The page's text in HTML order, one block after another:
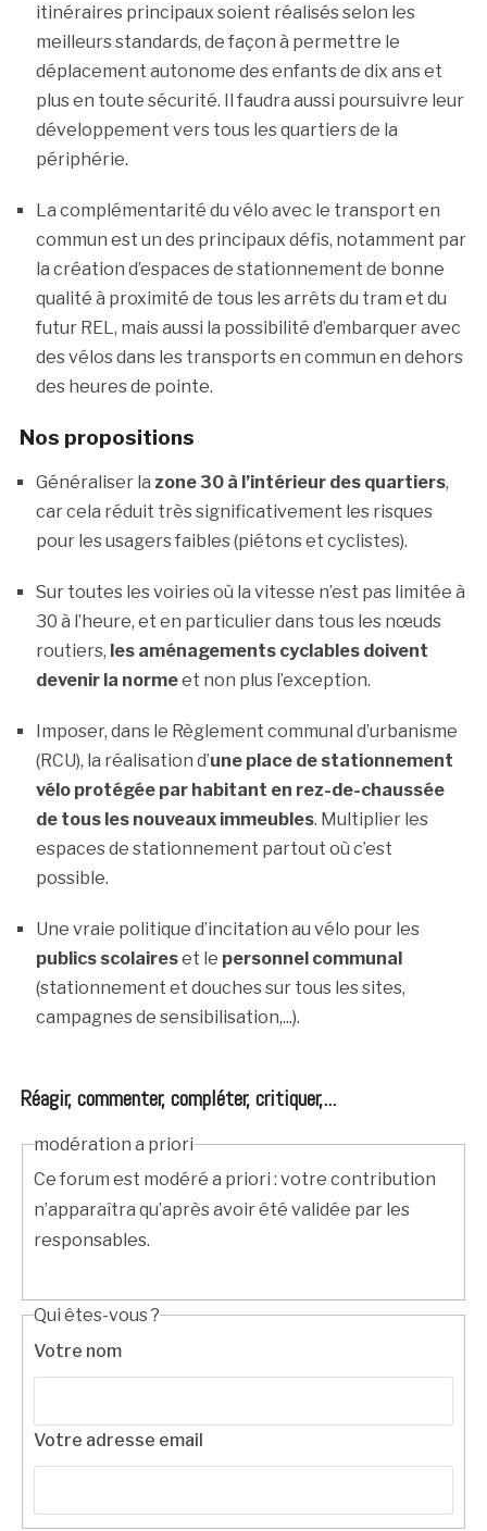
itinéraires principaux soient réalisés selon les
meilleurs standards, de façon à permettre le
déplacement autonome des enfants de dix ans et
plus en toute sécurité. Il faudra aussi poursuivre leur
développement vers tous les quartiers de la
périphérie.
La complémentarité du vélo avec le transport en
commun est un des principaux défis, notamment par
la création d’espaces de stationnement de bonne
qualité à proximité de tous les arrêts du tram et du
futur REL, mais aussi la possibilité d’embarquer avec
des vélos dans les transports en commun en dehors
des heures de pointe.
Nos propositions
Généraliser la zone 30 à l’intérieur des quartiers,
car cela réduit très significativement les risques
pour les usagers faibles (piétons et cyclistes).
Sur toutes les voiries où la vitesse n’est pas limitée à
30 à l’heure, et en particulier dans tous les nœuds
routiers, les aménagements cyclables doivent
devenir la normeet non plus l’exception.
Imposer, dans le Règlement communal d’urbanisme
(RCU), la réalisation d’une place de stationnement
vélo protégée par habitant en rez-de-chaussée
de tous les nouveaux immeubles. Multiplier les
espaces de stationnement partout où c’est
possible.
Une vraie politique d’incitation au vélo pour les
publics scolaireset le personnel communal
(stationnement et douches sur tous les sites,
campagnes de sensibilisation,...).
Réagir, commenter, compléter, critiquer,...
modération a priori
Ce forum est modéré a priori : votre contribution
n’apparaîtra qu’après avoir été validée par les
responsables.
Qui êtes-vous ?
Votre nom
Votre adresse email